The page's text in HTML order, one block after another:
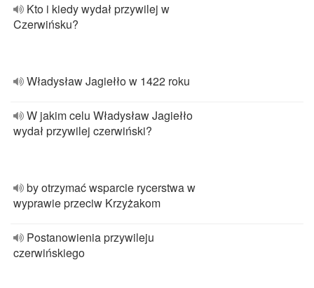
Kto i kiedy wydał przywilej w
Czerwińsku?
Władysław Jagiełło w 1422 roku
W jakim celu Władysław Jagiełło
wydał przywilej czerwiński?
by otrzymać wsparcie rycerstwa w
wyprawie przeciw Krzyżakom
Postanowienia przywileju
czerwińskiego